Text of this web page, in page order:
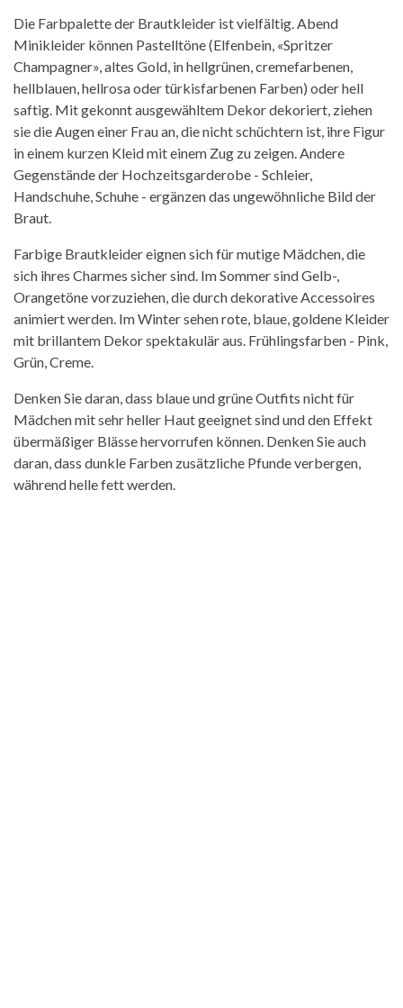
Die Farbpalette der Brautkleider ist vielfältig. Abend
Minikleider können Pastelltöne (Elfenbein, «Spritzer
Champagner», altes Gold, in hellgrünen, cremefarbenen,
hellblauen, hellrosa oder türkisfarbenen Farben) oder hell
saftig. Mit gekonnt ausgewähltem Dekor dekoriert, ziehen
sie die Augen einer Frau an, die nicht schüchtern ist, ihre Figur
in einem kurzen Kleid mit einem Zug zu zeigen. Andere
Gegenstände der Hochzeitsgarderobe - Schleier,
Handschuhe, Schuhe - ergänzen das ungewöhnliche Bild der
Braut.
Farbige Brautkleider eignen sich für mutige Mädchen, die
sich ihres Charmes sicher sind. Im Sommer sind Gelb-,
Orangetöne vorzuziehen, die durch dekorative Accessoires
animiert werden. Im Winter sehen rote, blaue, goldene Kleider
mit brillantem Dekor spektakulär aus. Frühlingsfarben - Pink,
Grün, Creme.
Denken Sie daran, dass blaue und grüne Outfits nicht für
Mädchen mit sehr heller Haut geeignet sind und den Effekt
übermäßiger Blässe hervorrufen können. Denken Sie auch
daran, dass dunkle Farben zusätzliche Pfunde verbergen,
während helle fett werden.